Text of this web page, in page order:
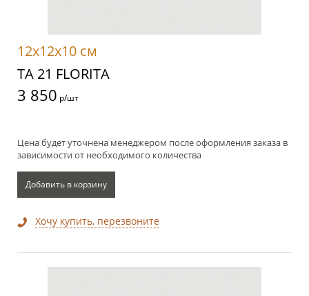
12x12x10 см
TA 21 FLORITA
3 850 р/шт
Цена будет уточнена менеджером после оформления заказа в
зависимости от необходимого количества
Добавить в корзину
Хочу купить, перезвоните